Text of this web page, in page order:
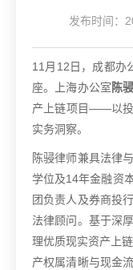
发布时间：
11月12日，成都办
座。上海办公室陈
产上链项目——以投
实务洞察。
陈骎律师兼具法律
学位及14年金融资
团负责人及券商投
法律顾问。基于深
理优质现实资产上
产权属清晰与现金